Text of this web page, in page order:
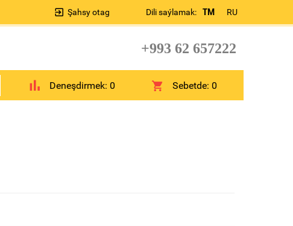
Dili saýlamak: TM RU
Şahsy otag
+993 62 657222
Deneşdirmek: 0 Sebetde:0